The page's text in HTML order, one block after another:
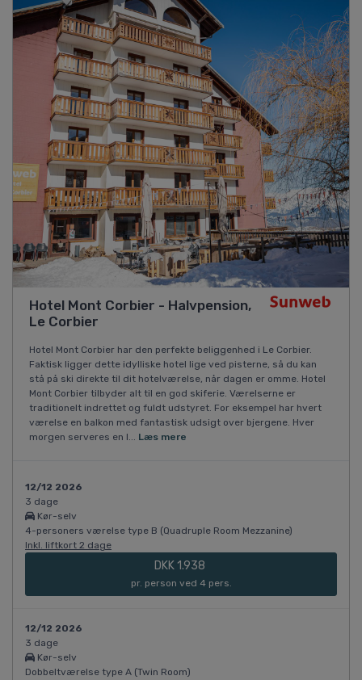
Hotel Mont Corbier - Halvpension,
Le Corbier
Hotel Mont Corbier har den perfekte beliggenhed i Le Corbier.
Faktisk ligger dette idylliske hotel lige ved pisterne, så du kan
stå på ski direkte til dit hotelværelse, når dagen er omme. Hotel
Mont Corbier tilbyder alt til en god skiferie. Værelserne er
traditionelt indrettet og fuldt udstyret. For eksempel har hvert
værelse en balkon med fantastisk udsigt over bjergene. Hver
morgen serveres en l... Læs mere
12/12 2026
3 dage
Kør-selv
4-personers værelse type B (Quadruple Room Mezzanine)
Inkl. liftkort 2 dage
DKK 1.938
pr. person ved 4 pers.
12/12 2026
3 dage
Kør-selv
Dobbeltværelse type A (Twin Room)